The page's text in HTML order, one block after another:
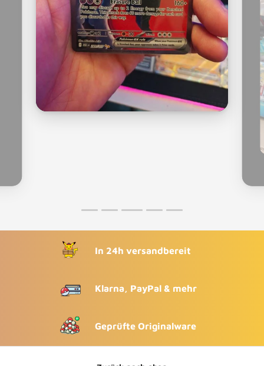
In 24h versandbereit
Klarna, PayPal & mehr
Geprüfte Originalware